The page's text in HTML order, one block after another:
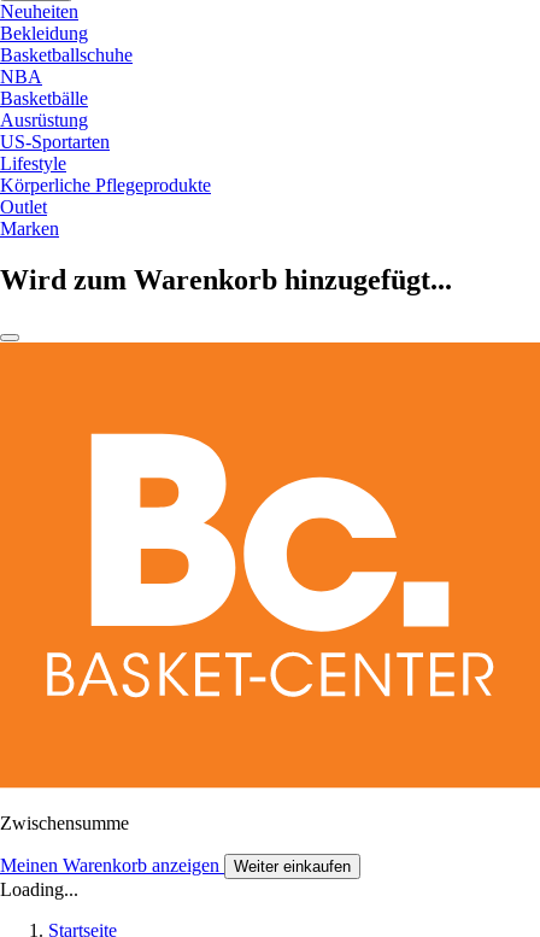
Neuheiten
Bekleidung
Basketballschuhe
NBA
Basketbälle
Ausrüstung
US-Sportarten
Lifestyle
Körperliche Pflegeprodukte
Outlet
Marken
Wird zum Warenkorb hinzugefügt...
Zwischensumme
Meinen Warenkorb anzeigen Weiter einkaufen
Loading...
Startseite